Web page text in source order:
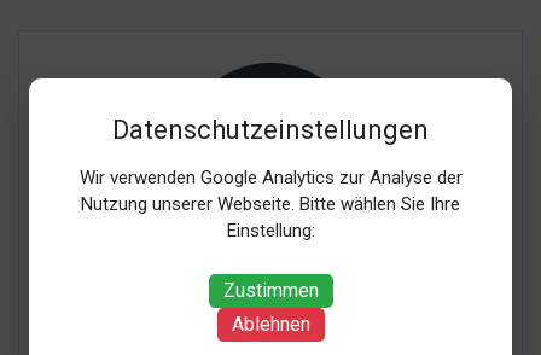
Datenschutzeinstellungen
Wir verwenden Google Analytics zur Analyse der
Nutzung unserer Webseite. Bitte wählen Sie Ihre
Einstellung:
Zustimmen
Ablehnen
Partnerportale Service